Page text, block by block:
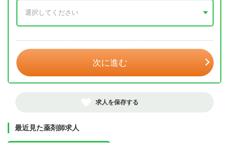
次に進む
求人を保存する
最近見た薬剤師求人